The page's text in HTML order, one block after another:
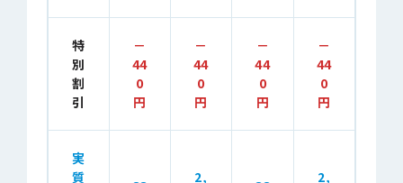
特
別
割
引
－
44
0
円
－
44
0
円
－
44
0
円
－
44
0
円
実
質
2,
2,